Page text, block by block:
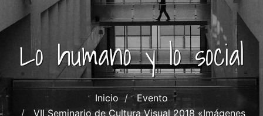
Lo humano y lo social
Inicio
Evento
VII Seminario de Cultura Visual 2018 «Imágenes